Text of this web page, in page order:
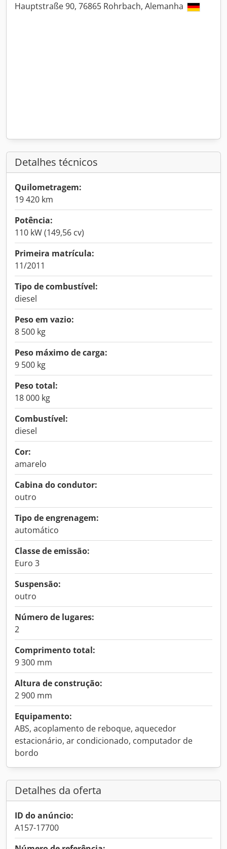
Hauptstraße 90, 76865 Rohrbach, Alemanha
Detalhes técnicos
Quilometragem:
19 420 km
Potência:
110 kW (149,56 cv)
Primeira matrícula:
11/2011
Tipo de combustível:
diesel
Peso em vazio:
8 500 kg
Peso máximo de carga:
9 500 kg
Peso total:
18 000 kg
Combustível:
diesel
Cor:
amarelo
Cabina do condutor:
outro
Tipo de engrenagem:
automático
Classe de emissão:
Euro 3
Suspensão:
outro
Número de lugares:
2
Comprimento total:
9 300 mm
Altura de construção:
2 900 mm
Equipamento:
ABS, acoplamento de reboque, aquecedor
estacionário, ar condicionado, computador de
bordo
Detalhes da oferta
ID do anúncio:
A157-17700